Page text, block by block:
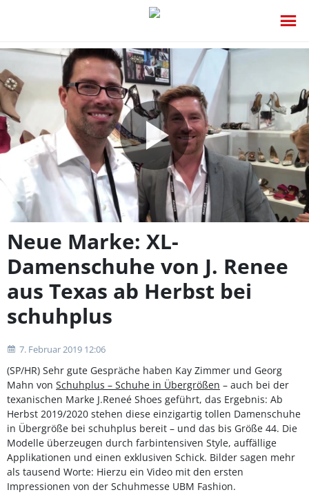
Video
Neue Marke: XL-
Damenschuhe von J. Renee
aus Texas ab Herbst bei
schuhplus
7. Februar 2019 12:06
(SP/HR) Sehr gute Gespräche haben Kay Zimmer und Georg
Mahn von Schuhplus – Schuhe in Übergrößen – auch bei der
texanischen Marke J.Reneé Shoes geführt, das Ergebnis: Ab
Herbst 2019/2020 stehen diese einzigartig tollen Damenschuhe
in Übergröße bei schuhplus bereit – und das bis Größe 44. Die
Modelle überzeugen durch farbintensiven Style, auffällige
Applikationen und einen exklusiven Schick. Bilder sagen mehr
als tausend Worte: Hierzu ein Video mit den ersten
Impressionen von der Schuhmesse UBM Fashion.